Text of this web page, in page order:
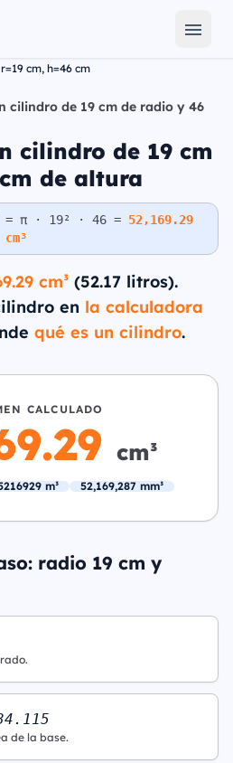
r=19 cm, h=46 cm
cilindro de 19 cm de radio y 46
cilindro de 19 cm
de altura
= π · 19² · 46 = 52,169.29
cm³
cm³ (52.17 litros).
en la calculadora
qué es un cilindro.
CALCULADO
cm³
m³ 52,169,287 mm³
radio 19 cm y
de la base.